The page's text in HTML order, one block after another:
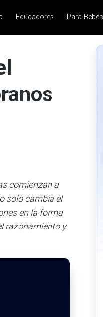
Educadores Para Bebés
comienzan a
solo cambia el
en la forma
razonamiento y